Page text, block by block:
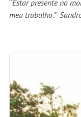
“Estar presente no
meu trabalho.”